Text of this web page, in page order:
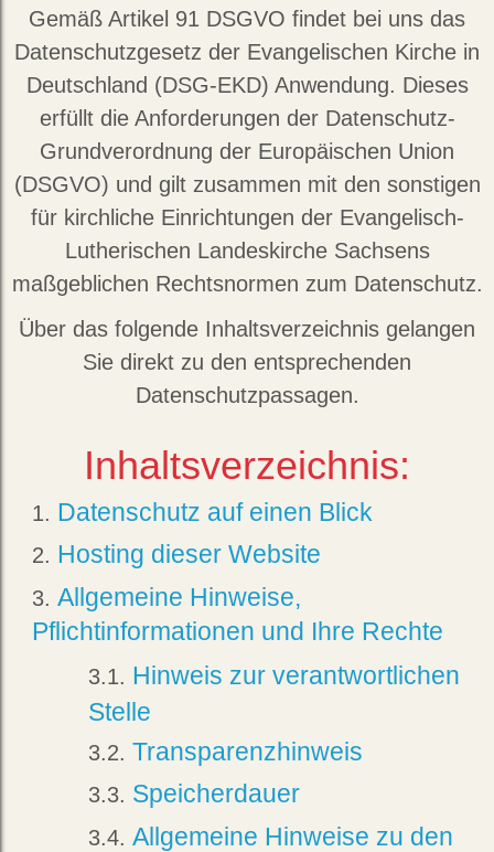
Gemäß Artikel 91 DSGVO findet bei uns das
Datenschutzgesetz der Evangelischen Kirche in
Deutschland (DSG-EKD) Anwendung. Dieses
erfüllt die Anforderungen der Datenschutz-
Grundverordnung der Europäischen Union
(DSGVO) und gilt zusammen mit den sonstigen
für kirchliche Einrichtungen der Evangelisch-
Lutherischen Landeskirche Sachsens
maßgeblichen Rechtsnormen zum Datenschutz.
Über das folgende Inhaltsverzeichnis gelangen
Sie direkt zu den entsprechenden
Datenschutzpassagen.
Inhaltsverzeichnis:
Datenschutz auf einen Blick
Hosting dieser Website
Allgemeine Hinweise,
Pflichtinformationen und Ihre Rechte
Hinweis zur verantwortlichen
Stelle
Transparenzhinweis
Speicherdauer
Allgemeine Hinweise zu den